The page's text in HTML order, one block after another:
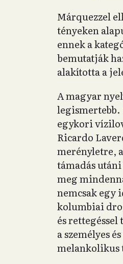
Márquezzel
tényeken
ennek a
bemutatják
alakította a
A magyar
legismertebb.
egykori
Ricardo
merényletre,
támadás
meg
nemcsak egy
kolumbiai
és
a személyes
melankolikus